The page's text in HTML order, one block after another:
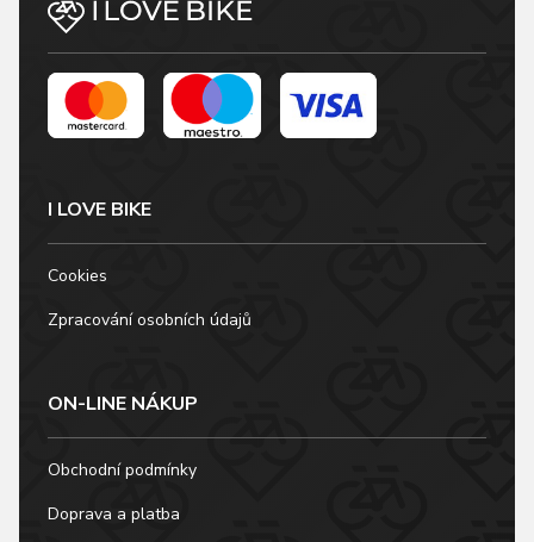
I LOVE BIKE
Cookies
Zpracování osobních údajů
ON-LINE NÁKUP
Obchodní podmínky
Doprava a platba